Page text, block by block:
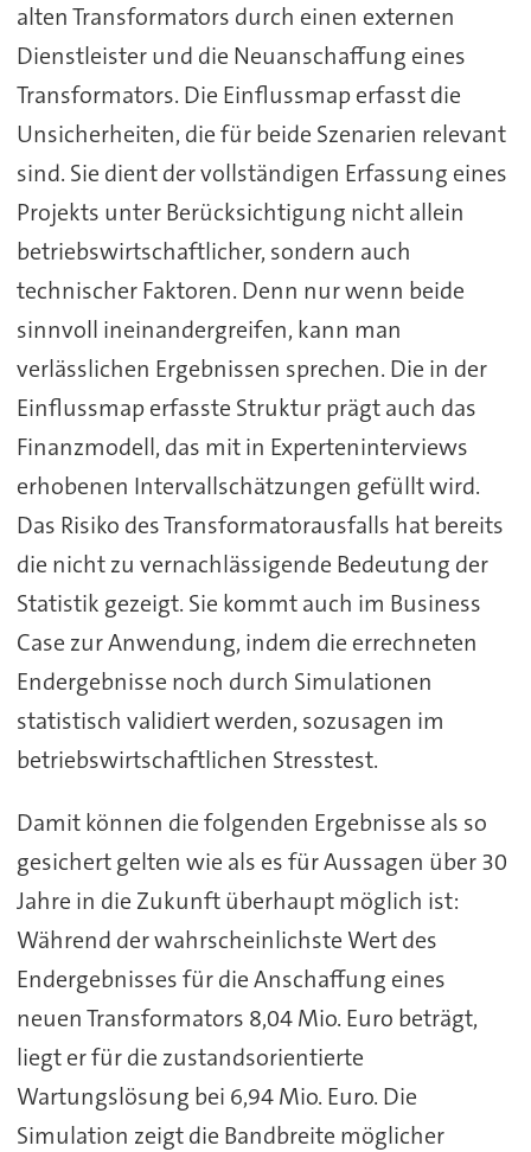
alten Transformators durch einen externen
Dienstleister und die Neuanschaffung eines
Transformators. Die Einflussmap erfasst die
Unsicherheiten, die für beide Szenarien relevant
sind. Sie dient der vollständigen Erfassung eines
Projekts unter Berücksichtigung nicht allein
betriebswirtschaftlicher, sondern auch
technischer Faktoren. Denn nur wenn beide
sinnvoll ineinandergreifen, kann man
verlässlichen Ergebnissen sprechen. Die in der
Einflussmap erfasste Struktur prägt auch das
Finanzmodell, das mit in Experteninterviews
erhobenen Intervallschätzungen gefüllt wird.
Das Risiko des Transformatorausfalls hat bereits
die nicht zu vernachlässigende Bedeutung der
Statistik gezeigt. Sie kommt auch im Business
Case zur Anwendung, indem die errechneten
Endergebnisse noch durch Simulationen
statistisch validiert werden, sozusagen im
betriebswirtschaftlichen Stresstest.
Damit können die folgenden Ergebnisse als so
gesichert gelten wie als es für Aussagen über 30
Jahre in die Zukunft überhaupt möglich ist:
Während der wahrscheinlichste Wert des
Endergebnisses für die Anschaffung eines
neuen Transformators 8,04 Mio. Euro beträgt,
liegt er für die zustandsorientierte
Wartungslösung bei 6,94 Mio. Euro. Die
Simulation zeigt die Bandbreite möglicher